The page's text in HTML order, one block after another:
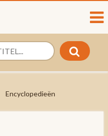
Encyclopedieën